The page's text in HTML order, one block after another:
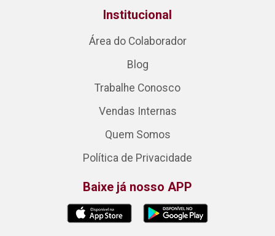
Institucional
Área do Colaborador
Blog
Trabalhe Conosco
Vendas Internas
Quem Somos
Política de Privacidade
Baixe já nosso APP